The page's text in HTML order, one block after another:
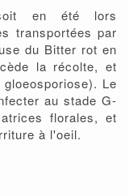
en été lors
transportées par
du Bitter rot en
la récolte, et
Le
au stade G-
florales, et
à l'oeil.